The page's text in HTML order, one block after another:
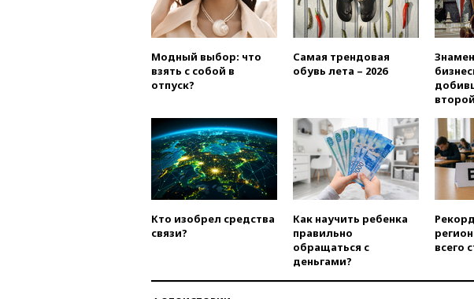
Модный выбор: что
взять с собой в
отпуск?
Самая трендовая
обувь лета – 2026
Кто изобрел средства
связи?
Как научить ребенка
правильно
обращаться с
деньгами?
всего